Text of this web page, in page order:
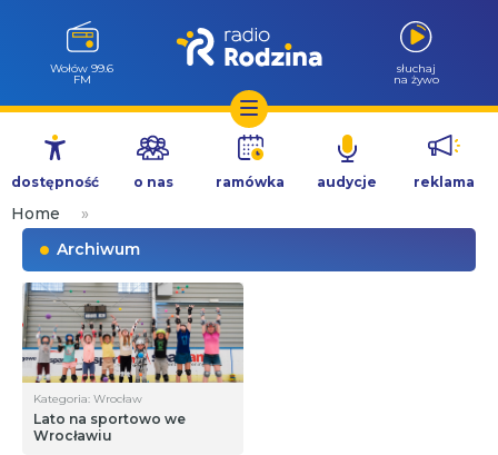
Przejdź
treści
Wołów 99.6
FM
słuchaj
na żywo
dostępność o nas ramówka audycje reklama
Home
»
Archiwum
Kategoria: Wrocław
Lato na sportowo we
Wrocławiu